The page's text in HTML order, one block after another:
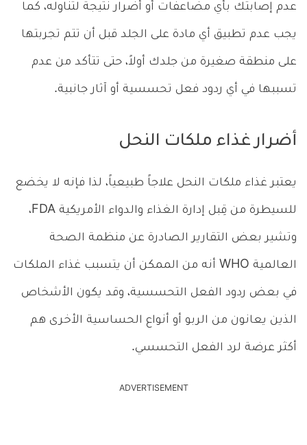
عدم إصابتك بأي مضاعفات أو أضرار نتيجة لتناوله، كما
يجب عدم تطبيق أي مادة على الجلد قبل أن تتم تجربتها
على منطقة صغيرة من جلدك أولاً، حتى تتأكد من عدم
تسببها في أي ردود فعل تحسسية أو آثار جانبية.
أضرار غذاء ملكات النحل
يعتبر غذاء ملكات النحل علاجاً طبيعياً، لذا فإنه لا يخضع
للسيطرة من قِبل إدارة الغذاء والدواء الأمريكية FDA،
وتشير بعض التقارير الصادرة عن منظمة الصحة
العالمية WHO أنه من الممكن أن يتسبب غذاء الملكات
في بعض ردود الفعل التحسسية، وقد يكون الأشخاص
الذين يعانون من الربو أو أنواع الحساسية الأخرى هم
أكثر عرضة لرد الفعل التحسسي.
ADVERTISEMENT